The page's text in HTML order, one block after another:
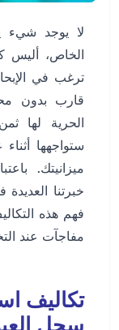
لا يوجد شيء
الخاص، أليس
ترغب في
قارب بدون
الحرية لها
ستواجهها
خبرتنا
فهم هذه
مفاجآت عند
تكاليف